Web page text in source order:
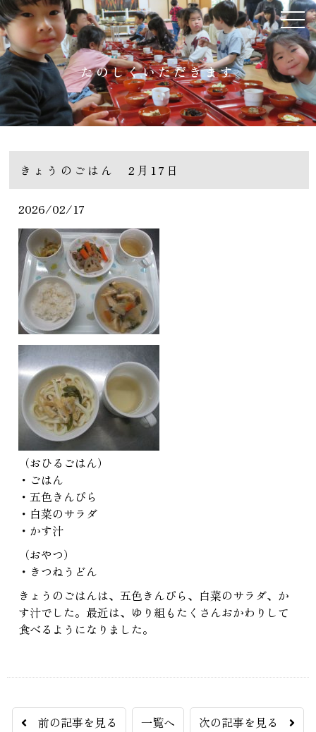
たのしくいただきます
きょうのごはん 2月17日
2026/02/17
（おひるごはん）
・ごはん
・五色きんぴら
・白菜のサラダ
・かす汁
（おやつ）
・きつねうどん
きょうのごはんは、五色きんぴら、白菜のサラダ、か
す汁でした。最近は、ゆり組もたくさんおかわりして
食べるようになりました。
前の記事を見る 一覧へ 次の記事を見る